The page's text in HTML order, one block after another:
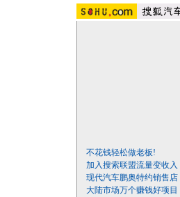
不花钱轻松做老板!
加入搜索联盟流量变收入
现代汽车鹏奥特约销售店
大陆市场万个赚钱好项目